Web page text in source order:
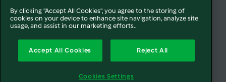
© 2026 VorwerkQui sommes-nousMentions légales & CGU
By clicking "Accept All Cookies", you agree to the storing of
cookies on your device to enhance site navigation, analyze site
usage, and assist in our marketing efforts..
Accept All Cookies Reject All
Cookies Settings